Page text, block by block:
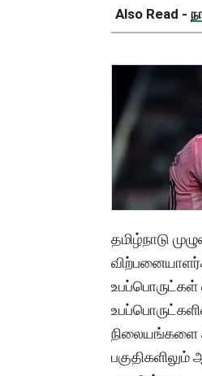
Also Read -
தமிழ்நாடு
உபப்பொருட்கள்
நிலையங்களை